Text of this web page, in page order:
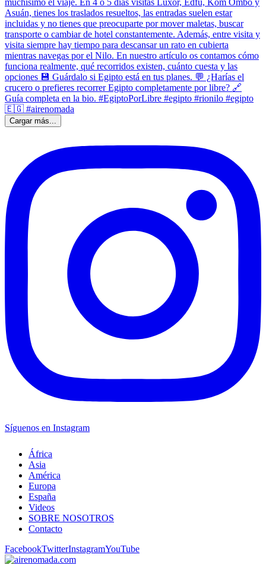
Cargar más...
Síguenos en Instagram
África
Asia
América
Europa
España
Videos
SOBRE NOSOTROS
Contacto
FacebookTwitterInstagramYouTube